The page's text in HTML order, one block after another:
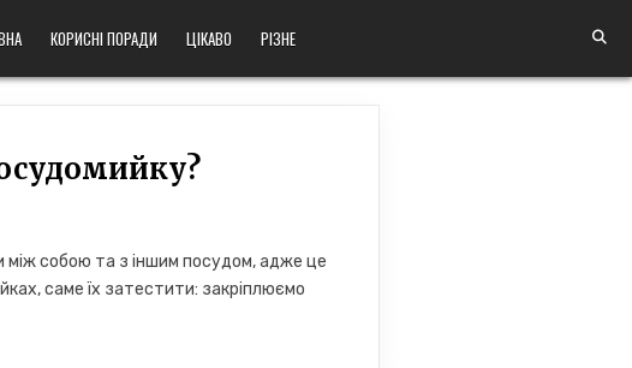
КОРИСНІ ПОРАДИ ЦІКАВО РІЗНЕ
собою та з іншим посудом, адже це
саме їх затестити: закріплюємо